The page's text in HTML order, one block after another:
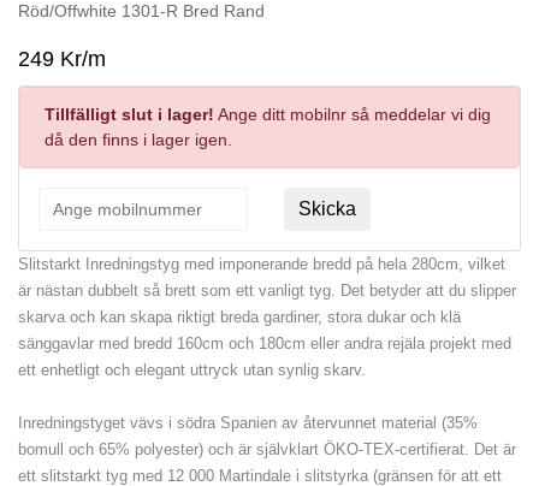
Röd/Offwhite 1301-R Bred Rand
249 Kr/m
Tillfälligt slut i lager! Ange ditt mobilnr så meddelar vi dig
då den finns i lager igen.
Skicka
Slitstarkt Inredningstyg med imponerande bredd på hela 280cm, vilket
är nästan dubbelt så brett som ett vanligt tyg. Det betyder att du slipper
skarva och kan skapa riktigt breda gardiner, stora dukar och klä
sänggavlar med bredd 160cm och 180cm eller andra rejäla projekt med
ett enhetligt och elegant uttryck utan synlig skarv.
Inredningstyget vävs i södra Spanien av återvunnet material (35%
bomull och 65% polyester) och är självklart ÖKO-TEX-certifierat. Det är
ett slitstarkt tyg med 12 000 Martindale i slitstyrka (gränsen för att ett